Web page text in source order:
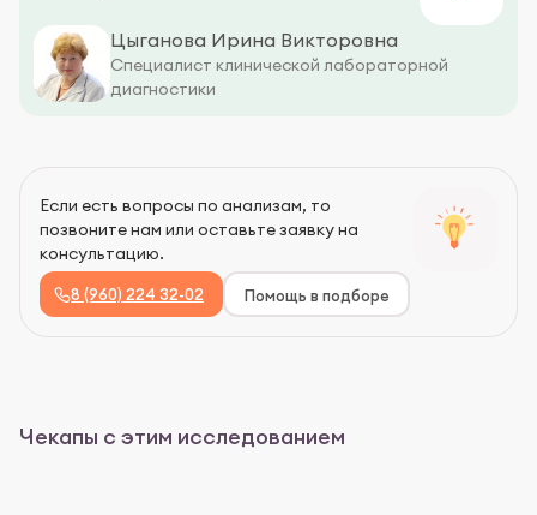
Цыганова Ирина Викторовна
Специалист клинической лабораторной
диагностики
Если есть вопросы по анализам, то
позвоните нам или оставьте заявку на
консультацию.
8 (960) 224 32-02 Помощь в подборе
Чекапы с этим исследованием